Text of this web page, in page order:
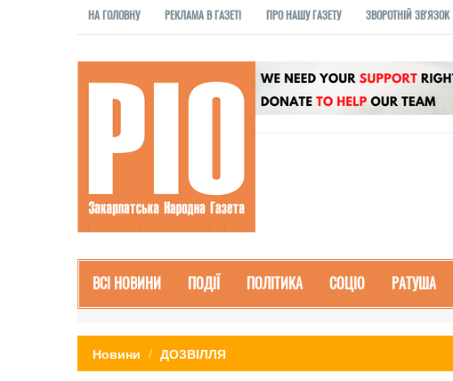
НА ГОЛОВНУ РЕКЛАМА В ГАЗЕТІ ПРО НАШУ ГАЗЕТУ ЗВОРОТНІЙ ЗВ'ЯЗОК
ВСІ НОВИНИ ПОДІЇ ПОЛІТИКА СОЦІО РАТУША
Новини ДОЗВІЛЛЯ